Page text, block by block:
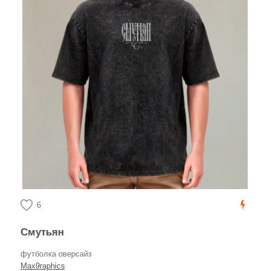
6
Смутьян
футболка оверсайз
Max9raphics